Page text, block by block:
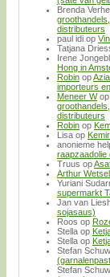
Brenda
distributeurs
paul idi op
Tatjana
Irene
Hong in
Robin op
importeurs
Meneer Wop
distributeurs
Robin op
Lisa op
anonieme
raapzaadolie
Truus op
Arthur
Yuriani
supermarkt
Jan van
sojasaus)
Roos op
Stella op
Stella op
Stefan
Stefan